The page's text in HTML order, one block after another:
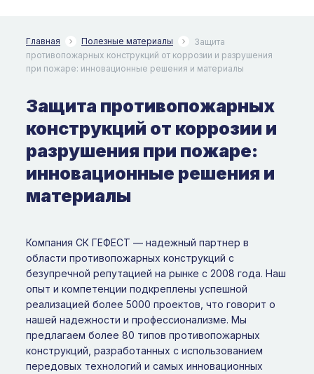
Главная Полезные материалы
Защита
противопожарных конструкций от коррозии и разрушения
при пожаре: инновационные решения и материалы
Защита противопожарных
конструкций от коррозии и
разрушения при пожаре:
инновационные решения и
материалы
Компания СК ГЕФЕСТ — надежный партнер в
области противопожарных конструкций с
безупречной репутацией на рынке с 2008 года. Наш
опыт и компетенции подкреплены успешной
реализацией более 5000 проектов, что говорит о
нашей надежности и профессионализме. Мы
предлагаем более 80 типов противопожарных
конструкций, разработанных с использованием
передовых технологий и самых инновационных